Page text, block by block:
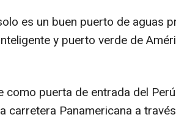
es un buen puerto de aguas
y puerto verde de
como puerta de entrada del
carretera Panamericana a